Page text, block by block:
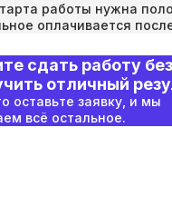
работы нужна
оплачивается
сдать работу
отличный
оставьте заявку, и мы
всё остальное.